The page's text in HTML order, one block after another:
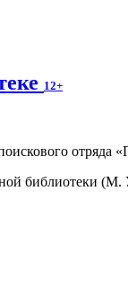
12+
отряда
библиотеки (М.